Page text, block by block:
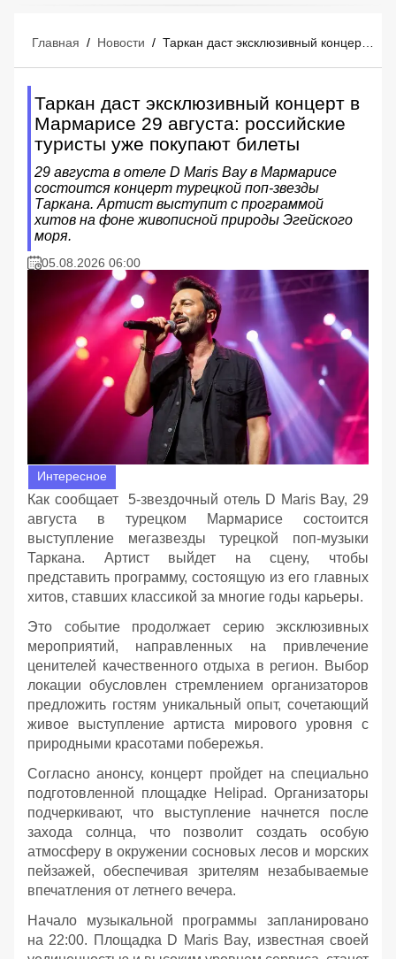
Главная / Новости /
Таркан даст эксклюзивный концерт в
Мармарисе 29 августа: российские
туристы уже покупают билеты
29 августа в отеле D Maris Bay в Мармарисе
состоится концерт турецкой поп-звезды
Таркана. Артист выступит с программой
хитов на фоне живописной природы Эгейского
моря.
05.08.2026 06:00
Интересное
Как сообщает 5-звездочный отель D Maris Bay, 29
августа в турецком Мармарисе состоится
выступление мегазвезды турецкой поп-музыки
Таркана. Артист выйдет на сцену, чтобы
представить программу, состоящую из его главных
хитов, ставших классикой за многие годы карьеры.
Это событие продолжает серию эксклюзивных
мероприятий, направленных на привлечение
ценителей качественного отдыха в регион. Выбор
локации обусловлен стремлением организаторов
предложить гостям уникальный опыт, сочетающий
живое выступление артиста мирового уровня с
природными красотами побережья.
Согласно анонсу, концерт пройдет на специально
подготовленной площадке Helipad. Организаторы
подчеркивают, что выступление начнется после
захода солнца, что позволит создать особую
атмосферу в окружении сосновых лесов и морских
пейзажей, обеспечивая зрителям незабываемые
впечатления от летнего вечера.
Начало музыкальной программы запланировано
на 22:00. Площадка D Maris Bay, известная своей